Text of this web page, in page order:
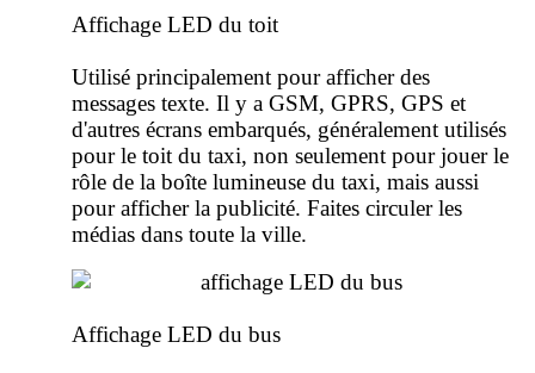
Affichage LED du toit
Utilisé principalement pour afficher des
messages texte. Il y a GSM, GPRS, GPS et
d'autres écrans embarqués, généralement utilisés
pour le toit du taxi, non seulement pour jouer le
rôle de la boîte lumineuse du taxi, mais aussi
pour afficher la publicité. Faites circuler les
médias dans toute la ville.
Affichage LED du bus